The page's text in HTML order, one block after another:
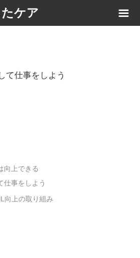
ケア
て仕事をしよう
向上できる
仕事をしよう
向上の取り組み